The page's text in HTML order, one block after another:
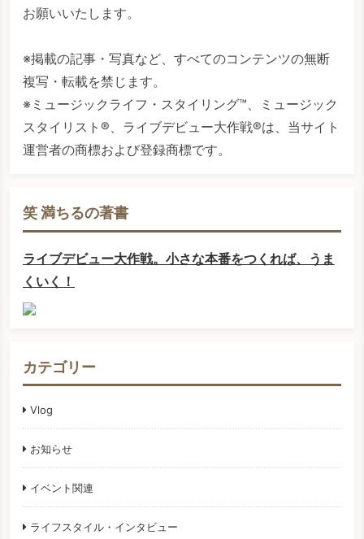
お願いいたします。
※掲載の記事・写真など、すべてのコンテンツの無断
複写・転載を禁じます。
※ミュージックライフ・スタイリング™、ミュージック
スタイリスト®、ライブデビュー大作戦®は、当サイト
運営者の商標および登録商標です。
笑 満ちるの著書
ライブデビュー大作戦。小さな本番をつくれば、うま
くいく！
カテゴリー
Vlog
お知らせ
イベント関連
ライフスタイル・インタビュー